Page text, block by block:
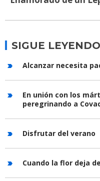
SIGUE LEYENDO
Alcanzar necesita
En unión con los
peregrinando a
Disfrutar del verano
Cuando la flor deja